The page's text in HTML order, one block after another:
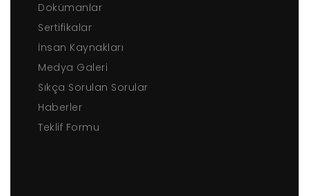
Dokümanlar
Sertifikalar
İnsan Kaynakları
Medya Galeri
Sıkça Sorulan Sorular
Haberler
Teklif Formu